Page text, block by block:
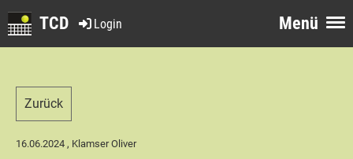
Menü
Login
TCD
Zurück
16.06.2024 , Klamser Oliver